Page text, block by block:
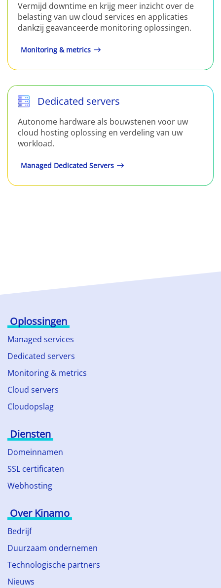
Vermijd downtime en krijg meer inzicht over de
belasting van uw cloud services en applicaties
dankzij geavanceerde monitoring oplossingen.
Monitoring & metrics
Dedicated servers
Autonome hardware als bouwstenen voor uw
cloud hosting oplossing en verdeling van uw
workload.
Managed Dedicated Servers
Oplossingen
Managed services
Dedicated servers
Monitoring & metrics
Cloud servers
Cloudopslag
Diensten
Domeinnamen
SSL certificaten
Webhosting
Over Kinamo
Bedrijf
Duurzaam ondernemen
Technologische partners
Nieuws